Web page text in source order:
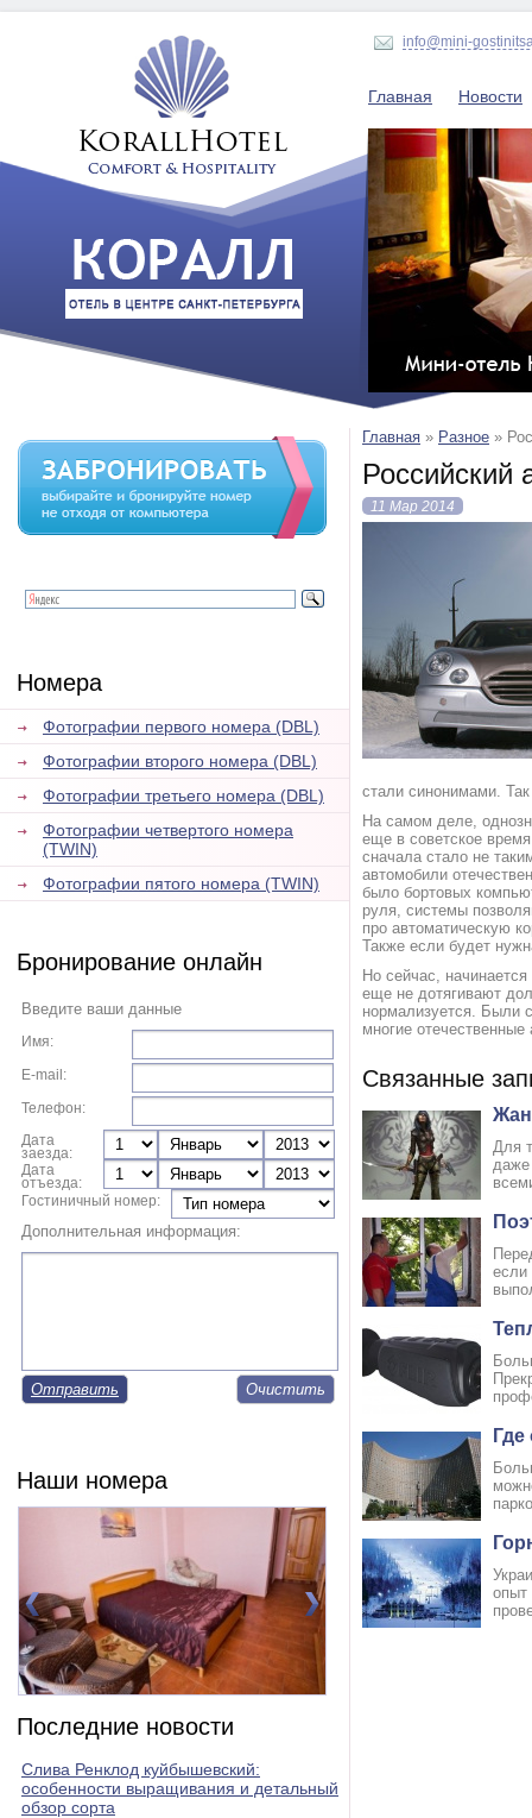
info@mini-
Главная Новости
Номера
Фотографии первого номера (DBL)
Фотографии второго номера (DBL)
Фотографии третьего номера (DBL)
Фотографии четвертого номера
(TWIN)
Фотографии пятого номера (TWIN)
Бронирование онлайн
Введите ваши данные
Имя:
E-mail:
Телефон:
Дата
заезда:
Дата
отъезда:
Гостиничный номер:
Дополнительная информация:
Отправить
Наши номера
Последние новости
Слива Ренклод куйбышевский:
особенности выращивания и детальный
обзор сорта
Главная » Разное »
Российский
11 Мар 2014
стали синонимами.
На самом деле,
еще в советское
сначала стало не
автомобили
было бортовых
руля, системы
про автоматическую
Также если будет
Но сейчас,
еще не дотягивают
нормализуется. Были
многие
Связанные
Для
даже
если
опыт